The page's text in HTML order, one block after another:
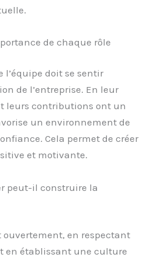
de chaque rôle
l’équipe doit se sentir
de l’entreprise. En leur
leurs contributions ont un
un environnement de
Cela permet de créer
et motivante.
peut-il construire la
en respectant
en établissant une culture